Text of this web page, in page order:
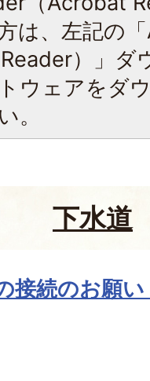
は、左記の
）」ダ
ウェアをダ
。
下水道
接続のお願